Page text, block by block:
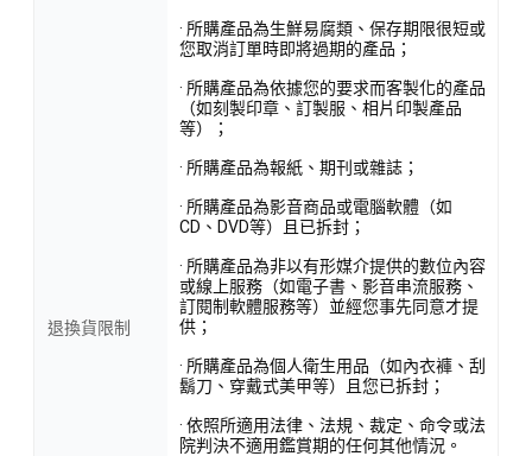
退換貨限制
· 所購產品為生鮮易腐類、保存期限很短或
您取消訂單時即將過期的產品；
· 所購產品為依據您的要求而客製化的產品
（如刻製印章、訂製服、相片印製產品
等）；
· 所購產品為報紙、期刊或雜誌；
· 所購產品為影音商品或電腦軟體（如
CD、DVD等）且已拆封；
· 所購產品為非以有形媒介提供的數位內容
或線上服務（如電子書、影音串流服務、
訂閱制軟體服務等）並經您事先同意才提
供；
· 所購產品為個人衛生用品（如內衣褲、刮
鬍刀、穿戴式美甲等）且您已拆封；
· 依照所適用法律、法規、裁定、命令或法
院判決不適用鑑賞期的任何其他情況。